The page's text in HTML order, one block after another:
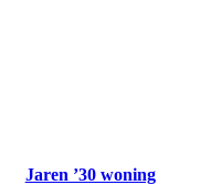
Jaren ’30 woning